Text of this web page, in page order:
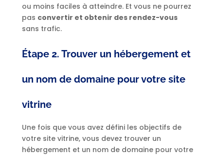
ou moins faciles à atteindre. Et vous ne pourrez
pas convertir et obtenir des rendez-vous
sans trafic.
Étape 2. Trouver un hébergement et
un nom de domaine pour votre site
vitrine
Une fois que vous avez défini les objectifs de
votre site vitrine, vous devez trouver un
hébergement et un nom de domaine pour votre